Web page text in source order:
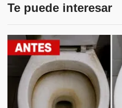
Te puede interesar